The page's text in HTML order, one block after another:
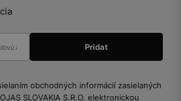
obchodných informácií zasielaných
SLOVAKIA S.R.O. elektronickou